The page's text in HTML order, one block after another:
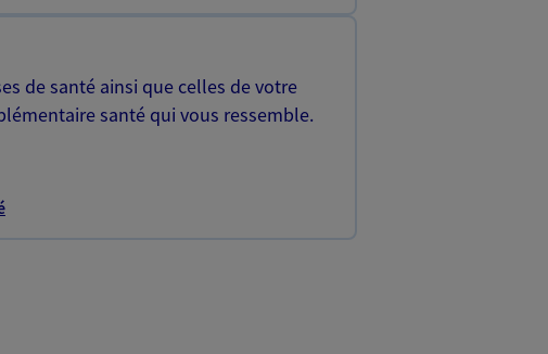
de santé ainsi que celles de votre
santé qui vous ressemble.